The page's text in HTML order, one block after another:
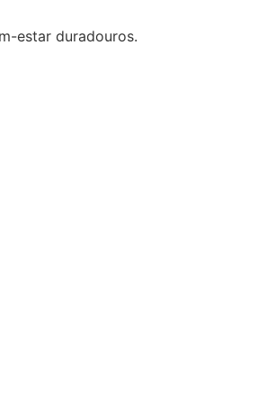
estar duradouros.